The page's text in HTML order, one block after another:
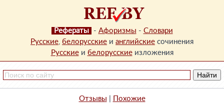
Рефераты - Афоризмы - Словари
Русские, белорусские и английские сочинения
Русскиеи белорусскиеизложения
Отзывы Похожие